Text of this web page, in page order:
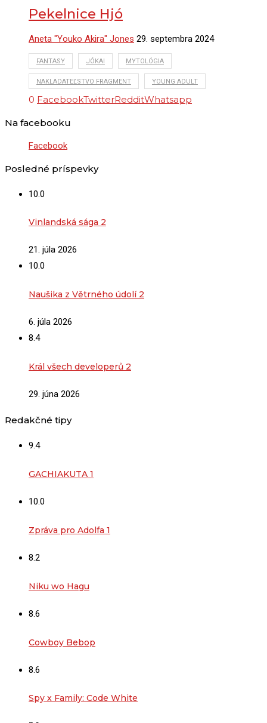
Pekelnice Hjó
Aneta "Youko Akira" Jones 29. septembra 2024
FANTASY JÓKAI MYTOLÓGIA
NAKLADATEĽSTVO FRAGMENT YOUNG ADULT
0 FacebookTwitterRedditWhatsapp
Na facebooku
Facebook
Posledné príspevky
10.0
Vinlandská sága 2
21. júla 2026
10.0
Naušika z Větrného údolí 2
6. júla 2026
8.4
Král všech developerů 2
29. júna 2026
Redakčné tipy
9.4
GACHIAKUTA 1
10.0
Zpráva pro Adolfa 1
8.2
Niku wo Hagu
8.6
Cowboy Bebop
8.6
Spy x Family: Code White